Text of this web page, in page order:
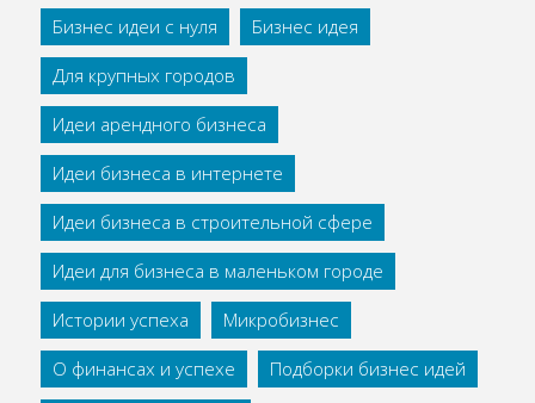
Бизнес идеи с нуля
Бизнес идея
Для крупных городов
Идеи арендного бизнеса
Идеи бизнеса в интернете
Идеи бизнеса в строительной сфере
Идеи для бизнеса в маленьком городе
Истории успеха
Микробизнес
О финансах и успехе
Подборки бизнес идей